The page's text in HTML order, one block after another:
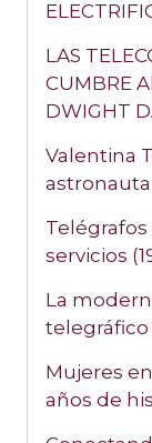
LAS
CUMBRE
DWIGHT
Valentina
astronauta
servicios
La
telegráfico
Mujeres
años de